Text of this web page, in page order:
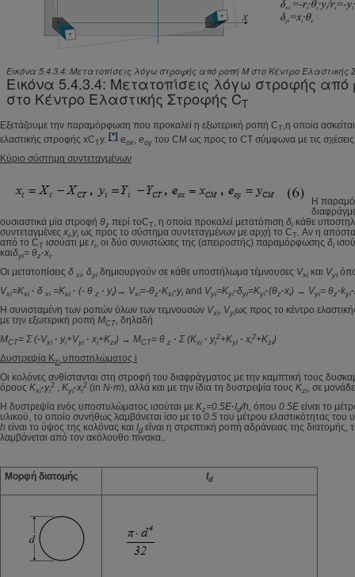
Εικόνα 5.4.3.4: Μετατοπίσεις λόγω στροφής από ροπή M στο Κέντρο Ελαστικής
Εικόνα 5.4.3.4: Μετατοπίσεις λόγω στροφής από
στο Κέντρο Ελαστικής Στροφής CT
Εξετάζουμε την παραμόρφωση που προκαλεί η εξωτερική ροπή CT ,η οποία
ελαστικής στροφής xCTy. [*] eox, eoy του CM ως προς το CT σύμφωνα με τις
Κύριο σύστημα συντεταγμένων
Η
ουσιαστικά μία στροφή θz περί τοCT , η οποία προκαλεί μετατόπιση δi κάθε
συντεταγμένες xi,yi ως προς το σύστημα συντεταγμένων με αρχή το CT . Αν η
από το CT ισούατι με ri, οι δύο συνιστώσες της (απειροστής) παραμόρφωσης δi
καιδyi= θz ·xi.
Οι μετατοπίσεις δ xi, δyi δημιουργούν σε κάθε υποστήλωμα τέμνουσες Vxi και Vyi
Vxi=Kxi · δ xi =Kxi · (- θ z · yi) → Vxi=-θz ·Kxi·yi and Vyi=Kyi·δyi=Kyi·(θz ·xi) → Vyi= θz ·kyi·
Η συνισταμένη των ροπών όλων των τεμνουσών Vxi, Vyiως προς το κέντρο
με την εξωτερική ροπή MCT, δηλαδή
MCT= Σ (-Vxi · yi+Vyi · xi+Kzi) → MCT= θ z · Σ (Kxi · yi
2+Kyi · xi
2+Kzi)
Δυστρεψία Kzi υποστηλώματος i
Οι κολόνες ανθίστανται στη στροφή του διαφράγματος με την καμπτική τους
όρους Kxi·yi
2 , Kyi·xi
2 (in N·m), αλλά και με την ίδια τη δυστρεψία τους Kzi, σε
Η δυστρεψία ενός υποστυλώματος ισούται με Kz =0.5E·Id/h, όπου 0.5Ε είναι το
υλικού, το οποίο συνήθως λαμβάνεται ίσο με το 0.5 του μέτρου ελαστικότητας του
h είναι το ύψος της κολόνας και Id είναι η στρεπτική ροπή αδράνειας της διατομής,
λαμβάνεται από τον ακόλουθο πίνακα..
Μορφή διατομής Id